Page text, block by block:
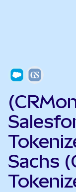
Sachs